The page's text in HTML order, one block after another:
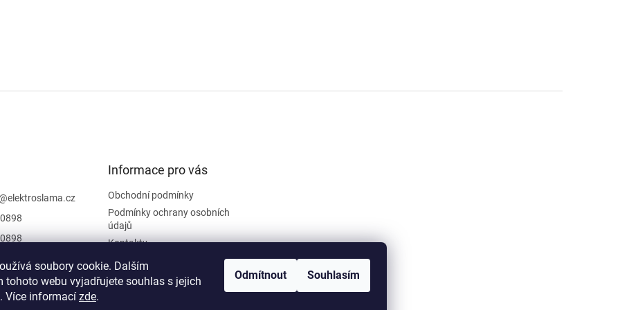
soubory cookie. Dalším
tohoto webu vyjadřujete souhlas s jejich
Více informací zde.
Odmítnout Souhlasím
elektroslama.cz
na
Informace pro vás
Obchodní podmínky
Podmínky ochrany osobních
údajů
Kontakty